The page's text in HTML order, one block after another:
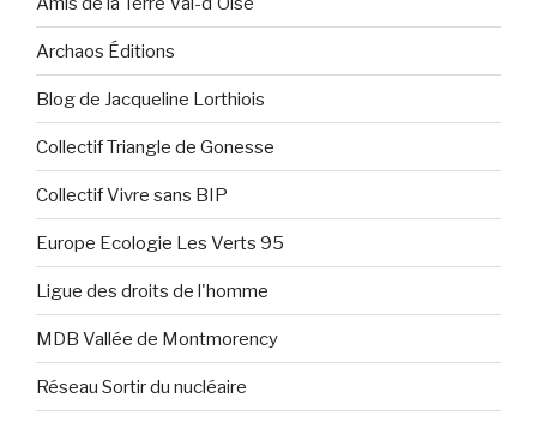
Archaos Éditions
Blog de Jacqueline Lorthiois
Collectif Triangle de Gonesse
Collectif Vivre sans BIP
Europe Ecologie Les Verts 95
Ligue des droits de l'homme
MDB Vallée de Montmorency
Réseau Sortir du nucléaire